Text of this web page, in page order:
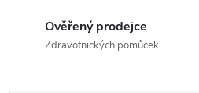
Ověřený prodejce
Zdravotnických pomůcek